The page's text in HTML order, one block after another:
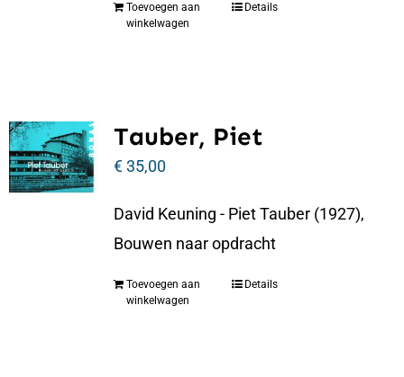
Toevoegen aan
winkelwagen
Details
Tauber, Piet
€35,00
David Keuning - Piet Tauber (1927),
Bouwen naar opdracht
Toevoegen aan
winkelwagen
Details